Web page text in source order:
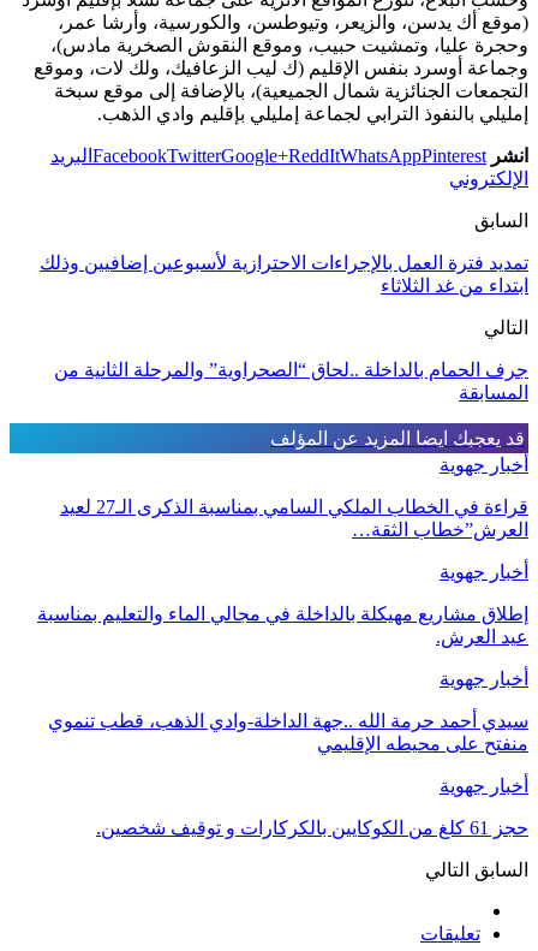
(موقع أك يدسن، والزيعر، وتيوطسن، والكورسية، وأرشا عمر،
وحجرة عليا، وتمشيت حبيب، وموقع النقوش الصخرية مادس)،
وجماعة أوسرد بنفس الإقليم (ك ليب الزعافيك، ولك لات، وموقع
التجمعات الجنائزية شمال الجميعية)، بالإضافة إلى موقع سبخة
إمليلي بالنفوذ الترابي لجماعة إمليلي بإقليم وادي الذهب.
انشر FacebookTwitterGoogle+ReddItWhatsAppPinterest
البريد
الإلكتروني
السابق
تمديد فترة العمل بالإجراءات الاحترازية لأسبوعين إضافيين وذلك
ابتداء من غد الثلاثاء
التالي
جرف الحمام بالداخلة ..لحاق “الصحراوية” والمرحلة الثانية من
المسابقة
قد يعجبك ايضا المزيد عن المؤلف
أخبار جهوية
قراءة في الخطاب الملكي السامي بمناسبة الذكرى الـ27 لعيد
العرش”خطاب الثقة…
أخبار جهوية
إطلاق مشاريع مهيكلة بالداخلة في مجالي الماء والتعليم بمناسبة
عيد العرش.
أخبار جهوية
سيدي أحمد حرمة الله ..جهة الداخلة-وادي الذهب، قطب تنموي
منفتح على محيطه الإقليمي
أخبار جهوية
حجز 61 كلغ من الكوكايين بالكركارات و توقيف شخصين.
السابق التالي
تعليقات